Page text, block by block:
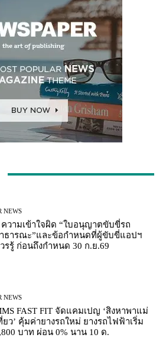
NEWS
ความเข้าใจผิด “ใบอนุญาตขับขี่รถ
ธารณะ”และข้อกำหนดที่ผู้ขับขี่แอปฯ
รรู้ ก่อนถึงกำหนด 30 ก.ย.69
NEWS
FAST FIT จัดแคมเปญ ‘สิงหาพาแม่
ยว’ คุ้มค่ายางรถใหม่ ยางรถไฟฟ้าเริ่ม
บาท ผ่อน 0% นาน 10 ด.